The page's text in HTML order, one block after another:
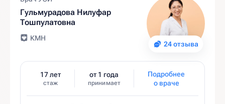
24 отзыва
Гульмурадова Нилуфар
Тошпулатовна
КМН
17 лет
стаж
от 1 года
принимает
Подробнее
о враче